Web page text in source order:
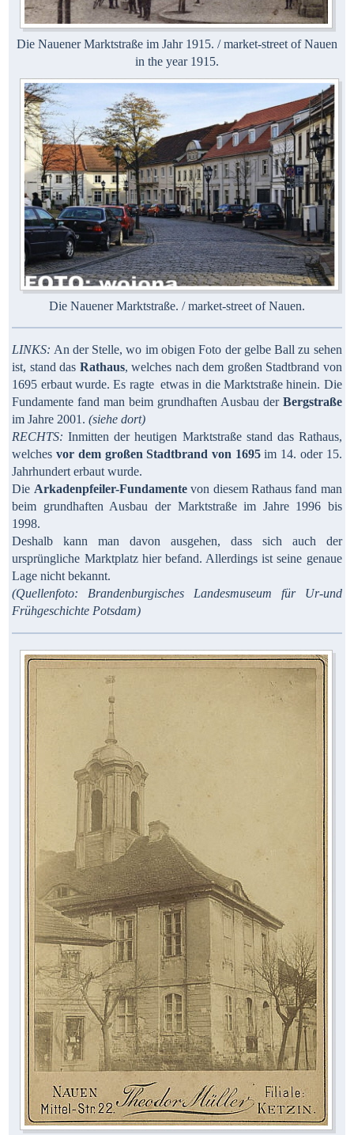
Die Nauener Marktstraße im Jahr 1915. / market-street of Nauen
in the year 1915.
Die Nauener Marktstraße. / market-street of Nauen.
LINKS: An der Stelle, wo im obigen Foto der gelbe Ball zu sehen
ist, stand das Rathaus, welches nach dem großen Stadtbrand von
1695 erbaut wurde. Es ragte etwas in die Marktstraße hinein. Die
Fundamente fand man beim grundhaften Ausbau der Bergstraße
im Jahre 2001. (siehe dort)
RECHTS: Inmitten der heutigen Marktstraße stand das Rathaus,
welchesvor dem großen Stadtbrand von 1695im 14. oder 15.
Jahrhundert erbaut wurde.
Die Arkadenpfeiler-Fundamentevon diesem Rathaus fand man
beim grundhaften Ausbau der Marktstraße im Jahre 1996 bis
1998.
Deshalb kann man davon ausgehen, dass sich auch der
ursprüngliche Marktplatz hier befand. Allerdings ist seine genaue
Lage nicht bekannt.
(Quellenfoto: Brandenburgisches Landesmuseum für Ur-und
Frühgeschichte Potsdam)